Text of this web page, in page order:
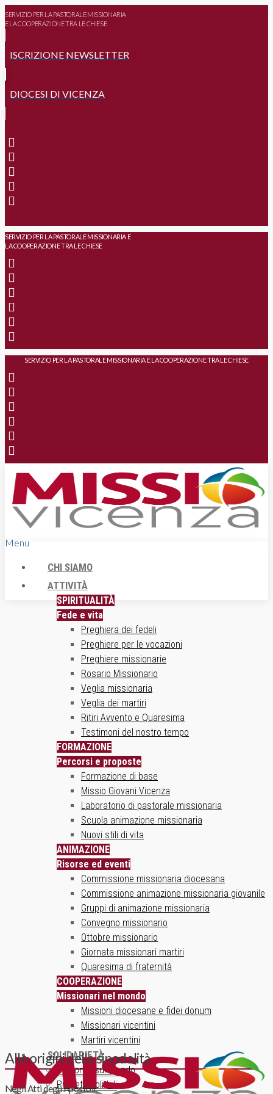
SERVIZIO PER LA PASTORALE MISSIONARIA
E LA COOPERAZIONE TRA LE CHIESE
ISCRIZIONE NEWSLETTER
DIOCESI DI VICENZA
SERVIZIO PER LA PASTORALE MISSIONARIA E
LA COOPERAZIONE TRA LE CHIESE
SERVIZIO PER LA PASTORALE MISSIONARIA E LA COOPERAZIONE TRA LE CHIESE
Menu
CHI SIAMO
ATTIVITÀ
SPIRITUALITÀ
Fede e vita
Preghiera dei fedeli
Preghiere per le vocazioni
Preghiere missionarie
Rosario Missionario
Veglia missionaria
Veglia dei martiri
Ritiri Avvento e Quaresima
Testimoni del nostro tempo
FORMAZIONE
Percorsi e proposte
Formazione di base
Missio Giovani Vicenza
Laboratorio di pastorale missionaria
Scuola animazione missionaria
Nuovi stili di vita
ANIMAZIONE
Risorse ed eventi
Commissione missionaria diocesana
Commissione animazione missionaria giovanile
Gruppi di animazione missionaria
Convegno missionario
Ottobre missionario
Giornata missionari martiri
Quaresima di fraternità
COOPERAZIONE
Missionari nel mondo
Missioni diocesane e fidei donum
Missionari vicentini
Martiri vicentini
SOLIDARIETÀ
Un ponte sul mondo
Progetti solidali
Alle origini della sinodalità
Negli Atti degli Apostoli.